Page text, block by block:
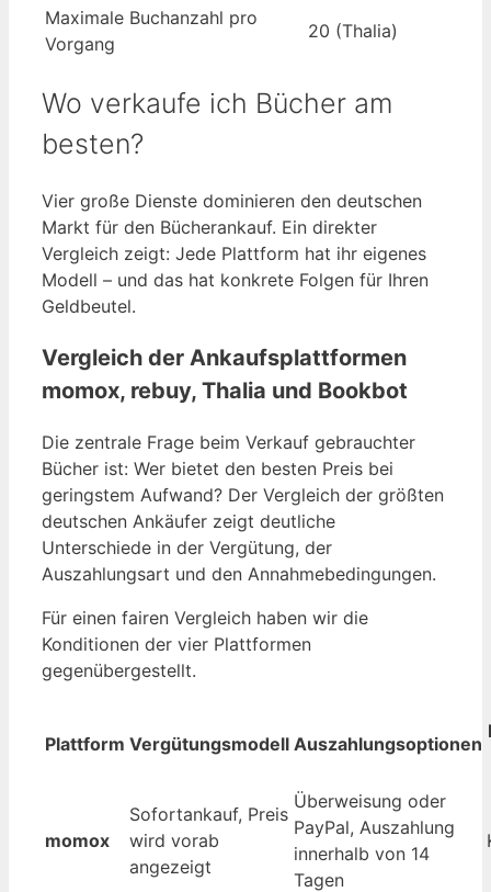
Maximale Buchanzahl pro
Vorgang
20 (Thalia)
Wo verkaufe ich Bücher am
besten?
Vier große Dienste dominieren den deutschen
Markt für den Bücherankauf. Ein direkter
Vergleich zeigt: Jede Plattform hat ihr eigenes
Modell – und das hat konkrete Folgen für Ihren
Geldbeutel.
Vergleich der Ankaufsplattformen
momox, rebuy, Thalia und Bookbot
Die zentrale Frage beim Verkauf gebrauchter
Bücher ist: Wer bietet den besten Preis bei
geringstem Aufwand? Der Vergleich der größten
deutschen Ankäufer zeigt deutliche
Unterschiede in der Vergütung, der
Auszahlungsart und den Annahmebedingungen.
Für einen fairen Vergleich haben wir die
Konditionen der vier Plattformen
gegenübergestellt.
Plattform Vergütungsmodell Auszahlungsoptionen
momox
Sofortankauf, Preis
wird vorab
angezeigt
Überweisung oder
PayPal, Auszahlung
innerhalb von 14
Tagen